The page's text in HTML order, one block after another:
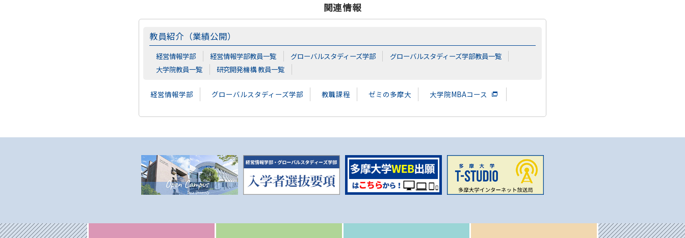
関連情報
教員紹介（業績公開）
経営情報学部 経営情報学部教員一覧 グローバルスタディーズ学部
グローバルスタディーズ学部教員一覧
大学院教員一覧
研究開発機構 教員一覧
経営情報学部 グローバルスタディーズ学部 教職課程 ゼミの多摩大 大学院MBAコース